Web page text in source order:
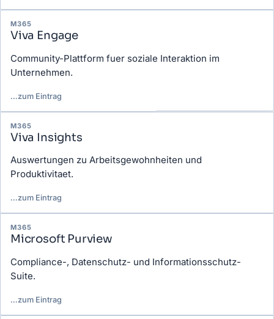
M365
Viva Engage
Community-Plattform fuer soziale Interaktion im
Unternehmen.
…zum Eintrag
M365
Viva Insights
Auswertungen zu Arbeitsgewohnheiten und
Produktivitaet.
…zum Eintrag
M365
Microsoft Purview
Compliance-, Datenschutz- und Informationsschutz-
Suite.
…zum Eintrag